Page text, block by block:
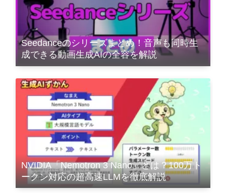
Seedanceのシリーズまとめ！音声も同時生
成できる動画生成AIの全容を解説
NVIDIA「Nemotron 3 Nano」とは？100万ト
ークン対応の超高速LLMを徹底解説